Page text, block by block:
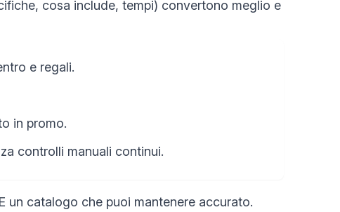
cosa include, tempi) convertono meglio e
e regali.
in promo.
controlli manuali continui.
un catalogo che puoi mantenere accurato.